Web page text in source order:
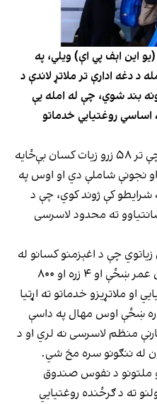
این اېف پي اې) ویلي، په
د دغه ادارې تر ملاتړ لاندې د
بند شوي، چې له امله یې
اساسي روغتیايي خدماتو
دغه اداره په خپل راپور کې وایي، چې تر ۵۸ زرو زیات کسان بې‌ځایه
نجونې شاملې دي او اوس په
شرایطو کې ژوند کوي، چې د
ته محدود لاسرسی
چې د اغېزمنو کسانو له
ډلې شاوخوا ۱۶ زره او ۸۰۰ د زیږون عمر ښځې او ۴ زره او ۸۰۰
او ملاتړیزو خدماتو ته اړتیا
نږدې ۷۰۰ امیندواره ښځې اوس مهال په داسې
منظم لاسرسی نه لري او د
له ننګونو سره مخ شي.
ملتونو د نفوس صندوق
ته د ګرځنده روغتیايي